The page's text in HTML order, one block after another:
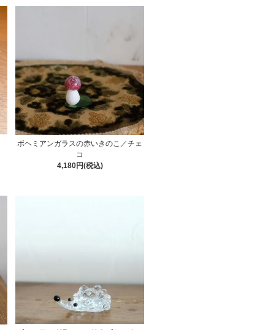
ボヘミアンガラスの赤いきのこ／チェ
コ
4,180円(税込)